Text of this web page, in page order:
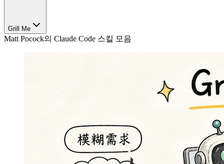
Grill Me
Matt Pocock의 Claude Code 스킬 모음